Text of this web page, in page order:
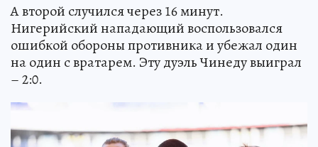
А второй случился через 16 минут.
Нигерийский нападающий воспользовался
ошибкой обороны противника и убежал один
на один с вратарем. Эту дуэль Чинеду выиграл
– 2:0.